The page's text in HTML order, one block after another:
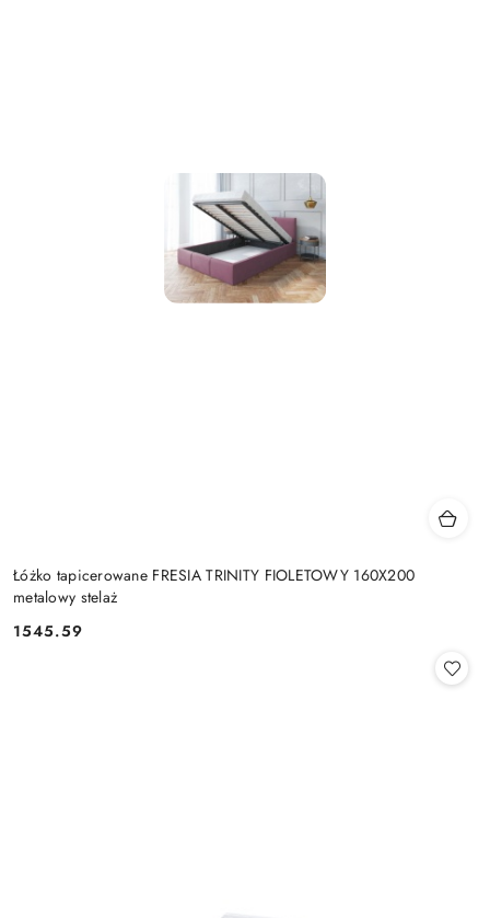
Łóżko tapicerowane FRESIA TRINITY FIOLETOWY 160X200
metalowy stelaż
Cena:
1545.59